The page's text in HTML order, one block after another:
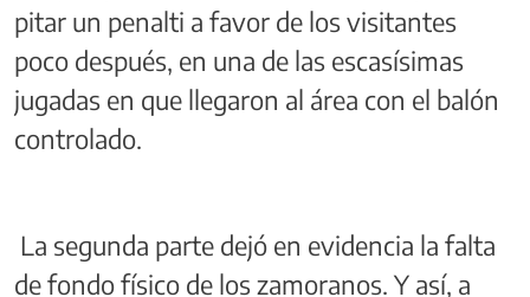
pitar un penalti a favor de los visitantes
poco después, en una de las escasísimas
jugadas en que llegaron al área con el balón
controlado.
La segunda parte dejó en evidencia la falta
de fondo físico de los zamoranos. Y así, a